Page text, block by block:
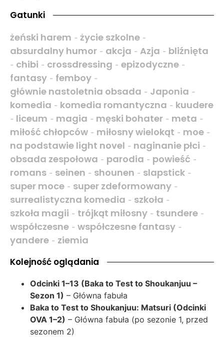
Gatunki
żeński harem - życie szkolne -
absurdalny humor - akcja - Azja - bliźnięta
- chibi - crossdressing - epizodyczne -
fantasy - femboy -
głównie nastoletnia obsada - Japonia -
komedia - komedia romantyczna - kuudere
- liceum - magia - męski bohater - meta -
miłość chłopców - miłosny wielokąt - moe -
na podstawie light novel - naginanie płci -
obsada zespołowa - parodia - powieść -
romans - seinen - shounen - slapstick -
super moce - super zdeformowany -
surrealistyczna komedia - szkoła -
szkoła magii - trójkąt miłosny - tsundere -
współczesne - współczesne fantasy -
yandere - ziemia
Kolejność oglądania
Odcinki 1–13 (Baka to Test to Shoukanjuu –
Sezon 1) – Główna fabuła
Baka to Test to Shoukanjuu: Matsuri (Odcinki
OVA 1–2) – Główna fabuła (po sezonie 1, przed
sezonem 2)